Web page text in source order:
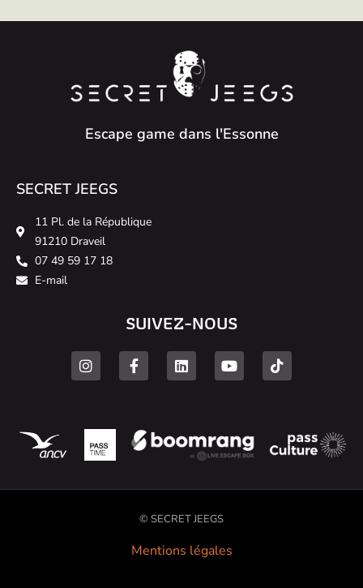
Escape game dans l'Essonne
SECRET JEEGS
11 Pl. de la République
91210 Draveil
07 49 59 17 18
E-mail
SUIVEZ-NOUS
© SECRET JEEGS
Mentions légales